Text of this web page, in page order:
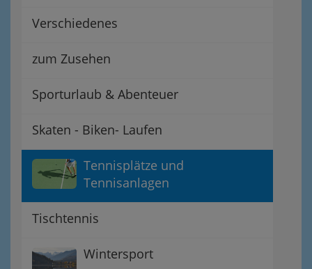
Verschiedenes
zum Zusehen
Sporturlaub & Abenteuer
Skaten - Biken- Laufen
Tennisplätze und
Tennisanlagen
Tischtennis
Wintersport